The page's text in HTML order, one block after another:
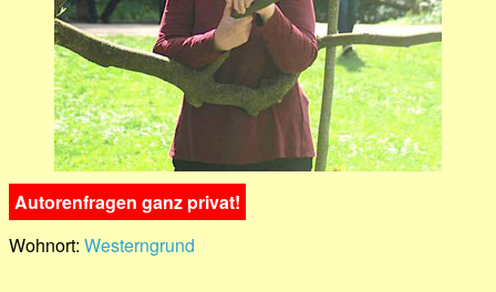
Autorenfragen ganz privat!
Wohnort: Westerngrund